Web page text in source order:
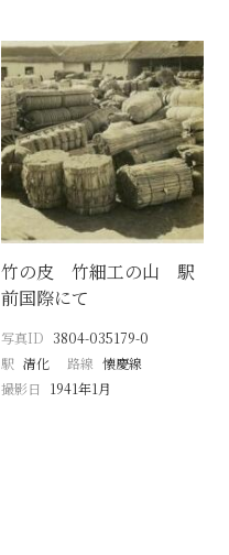
竹の皮 竹細工の山 駅
前国際にて
写真ID 3804-035179-0
駅 清化 路線 懐慶線
撮影日
1941年1月